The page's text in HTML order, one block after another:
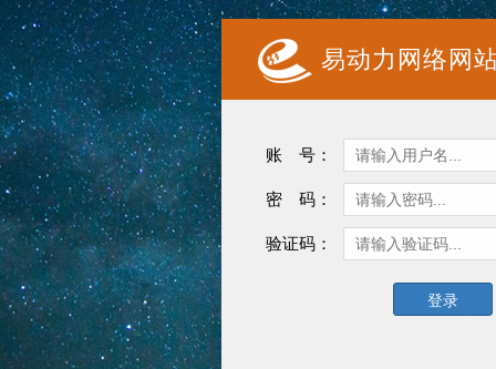
易动力网络网
账 号：
密 码：
验证码：